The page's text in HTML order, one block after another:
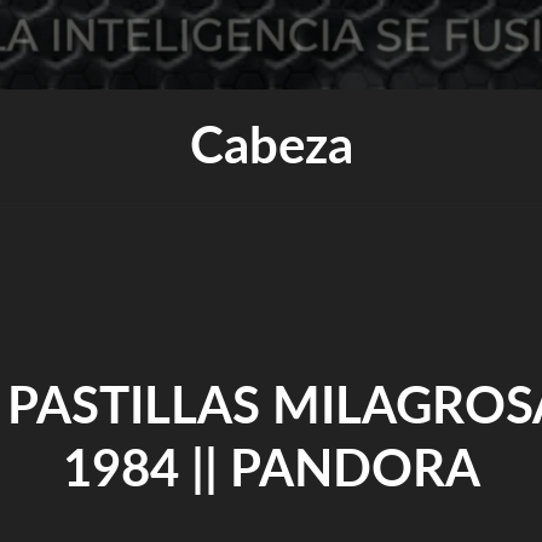
Cabeza
1984 || PANDORA